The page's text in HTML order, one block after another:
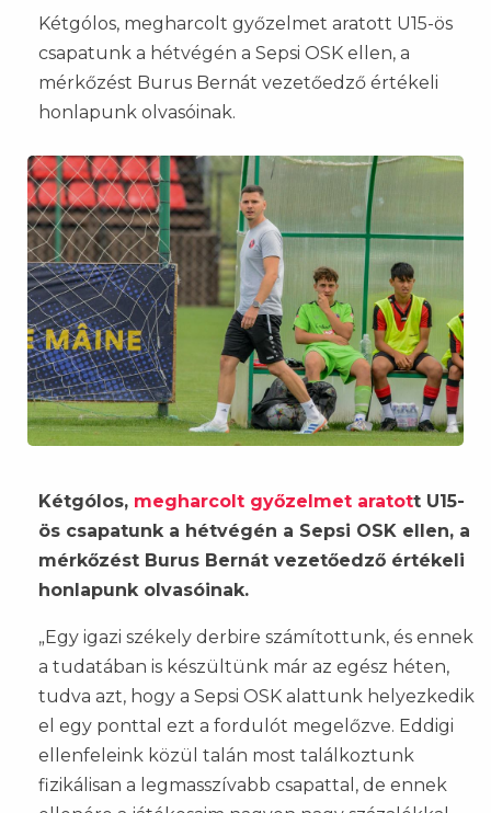
Kétgólos, megharcolt győzelmet aratott U15-ös
csapatunk a hétvégén a Sepsi OSK ellen, a
mérkőzést Burus Bernát vezetőedző értékeli
honlapunk olvasóinak.
Kétgólos, megharcolt győzelmet aratott U15-
ös csapatunk a hétvégén a Sepsi OSK ellen, a
mérkőzést Burus Bernát vezetőedző értékeli
honlapunk olvasóinak.
„Egy igazi székely derbire számítottunk, és ennek
a tudatában is készültünk már az egész héten,
tudva azt, hogy a Sepsi OSK alattunk helyezkedik
el egy ponttal ezt a fordulót megelőzve. Eddigi
ellenfeleink közül talán most találkoztunk
fizikálisan a legmasszívabb csapattal, de ennek